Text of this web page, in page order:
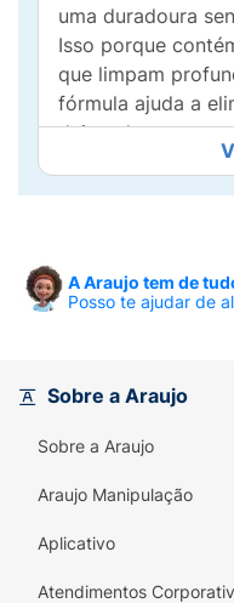
uma duradoura
Isso porque
que limpam
fórmula ajuda a
deixando uma
prolongada.Oral-
Proteção
Oral-B e consulte
A Araujo tem de
Posso te ajudar de
Sobre a Araujo
Sobre a Araujo
Araujo Manipulação
Aplicativo
Atendimentos